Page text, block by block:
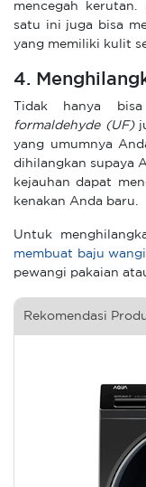
mencegah
satu ini juga bisa
yang memiliki kulit
4.
Tidak hanya
formaldehyde (UF)
yang umumnya
dihilangkan supaya
kejauhan dapat
kenakan Anda baru.
Untuk
membuat baju
pewangi pakaian
Rekomendasi